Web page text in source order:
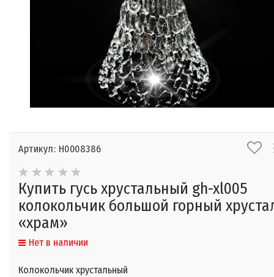
Артикул: Н0008386
Купить гусь хрустальный gh-xl005
колокольчик большой горный
«храм»
Нет в наличии
Колокольчик хрустальный